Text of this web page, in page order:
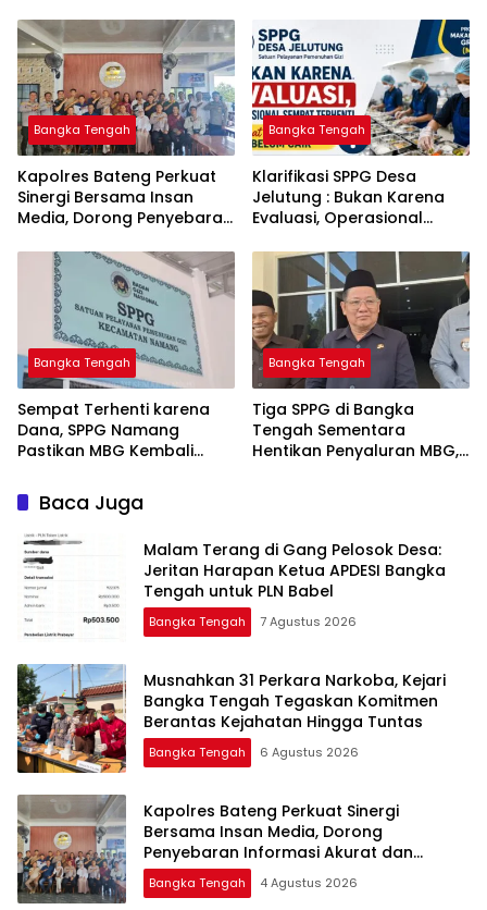
Babel
Kejahatan Hingga Tuntas
Bangka Tengah
‎Kapolres Bateng Perkuat
Sinergi Bersama Insan
Media, Dorong Penyebaran
Layanan Polri 110
Bangka Tengah
‎Klarifikasi SPPG Desa
Jelutung : Bukan Karena
Evaluasi, Operasional
Dana Banper Belum Cair
Bangka Tengah
‎Sempat Terhenti karena
Dana, SPPG Namang
Pastikan MBG Kembali
Bangka Tengah
‎Tiga SPPG di Bangka
Tengah Sementara
Hentikan Penyaluran MBG,
Baca Juga
Malam Terang di Gang Pelosok Desa:
Jeritan Harapan Ketua APDESI Bangka
Tengah untuk PLN Babel
Bangka Tengah 7 Agustus 2026
Musnahkan 31 Perkara Narkoba, Kejari
Bangka Tengah Tegaskan Komitmen
Berantas Kejahatan Hingga Tuntas
Bangka Tengah 6 Agustus 2026
‎Kapolres Bateng Perkuat Sinergi
Bersama Insan Media, Dorong
Penyebaran Informasi Akurat dan
Layanan Polri 110
Bangka Tengah 4 Agustus 2026